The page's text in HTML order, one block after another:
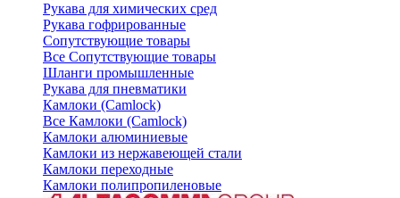
Рукава для химических сред
Рукава гофрированные
Сопутствующие товары
Все Сопутствующие товары
Шланги промышленные
Рукава для пневматики
Камлоки (Camlock)
Все Камлоки (Camlock)
Камлоки алюминиевые
Камлоки из нержавеющей стали
Камлоки переходные
Камлоки полипропиленовые